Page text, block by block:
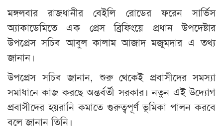
মঙ্গলবার রাজধানীর বেইলি রোডের ফরেন সার্ভিস
অ্যাকাডেমিতে এক প্রেস ব্রিফিংয়ে প্রধান উপদেষ্টার
উপপ্রেস সচিব আবুল কালাম আজাদ মজুমদার এ তথ্য
জানান।
উপপ্রেস সচিব জানান, শুরু থেকেই প্রবাসীদের সমস্যা
সমাধানে কাজ করছে অন্তর্বর্তী সরকার। নতুন এই উদ্যোগ
প্রবাসীদের হয়রানি কমাতে গুরুত্বপূর্ণ ভূমিকা পালন করবে
বলে জানান তিনি।